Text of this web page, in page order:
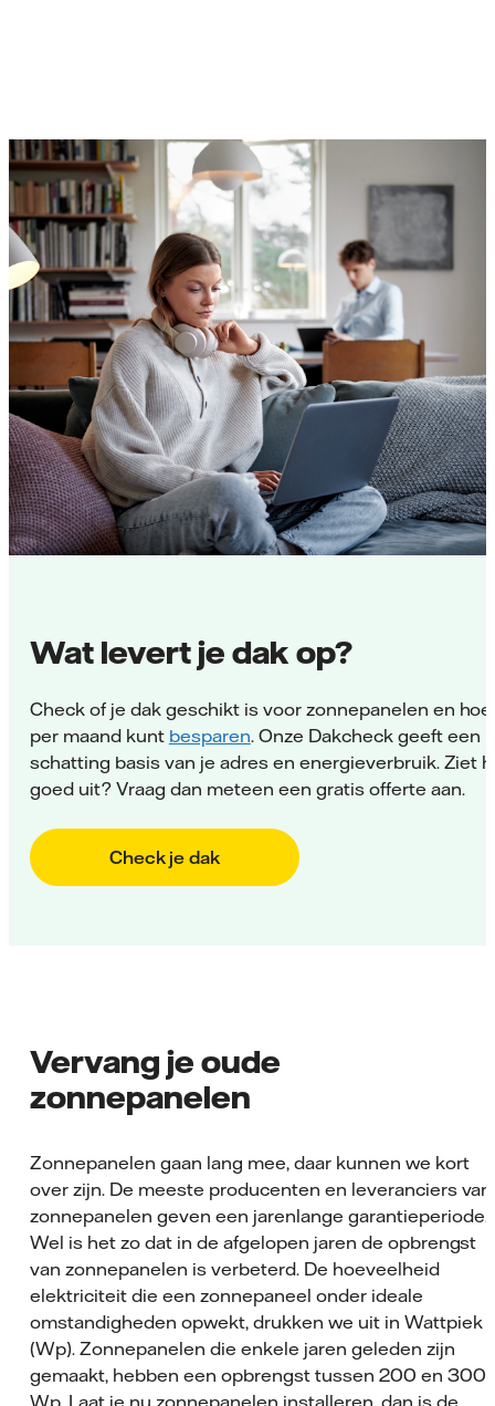
Wat levert je dak op?
Check of je dak geschikt is voor zonnepanelen en
per maand kunt besparen. Onze Dakcheck geeft een
schatting basis van je adres en energieverbruik. Ziet
goed uit? Vraag dan meteen een gratis offerte aan.
Check je dak
Vervang je oude
zonnepanelen
Zonnepanelen gaan lang mee, daar kunnen we kort
over zijn. De meeste producenten en leveranciers van
zonnepanelen geven een jarenlange garantieperiode.
Wel is het zo dat in de afgelopen jaren de opbrengst
van zonnepanelen is verbeterd. De hoeveelheid
elektriciteit die een zonnepaneel onder ideale
omstandigheden opwekt, drukken we uit in Wattpiek
(Wp). Zonnepanelen die enkele jaren geleden zijn
gemaakt, hebben een opbrengst tussen 200 en 300
Wp. Laat je nu zonnepanelen installeren, dan is de